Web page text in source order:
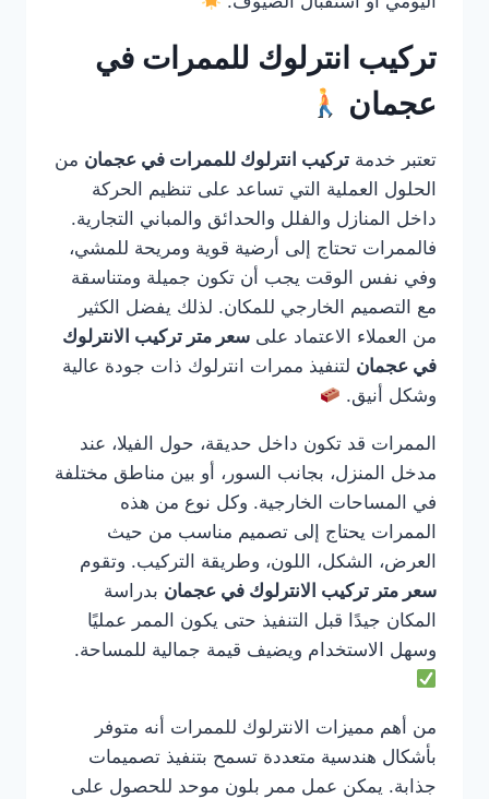
تركيب انترلوك للممرات في
عجمان
تعتبر خدمة تركيب انترلوك للممرات في عجمان من
الحلول العملية التي تساعد على تنظيم الحركة
داخل المنازل والفلل والحدائق والمباني التجارية.
فالممرات تحتاج إلى أرضية قوية ومريحة للمشي،
وفي نفس الوقت يجب أن تكون جميلة ومتناسقة
مع التصميم الخارجي للمكان. لذلك يفضل الكثير
من العملاء الاعتماد على سعر متر تركيب الانترلوك
في عجمان لتنفيذ ممرات انترلوك ذات جودة عالية
وشكل أنيق.
الممرات قد تكون داخل حديقة، حول الفيلا، عند
مدخل المنزل، بجانب السور، أو بين مناطق مختلفة
في المساحات الخارجية. وكل نوع من هذه
الممرات يحتاج إلى تصميم مناسب من حيث
العرض، الشكل، اللون، وطريقة التركيب. وتقوم
سعر متر تركيب الانترلوك في عجمان بدراسة
المكان جيدًا قبل التنفيذ حتى يكون الممر عمليًا
وسهل الاستخدام ويضيف قيمة جمالية للمساحة.
من أهم مميزات الانترلوك للممرات أنه متوفر
بأشكال هندسية متعددة تسمح بتنفيذ تصميمات
جذابة. يمكن عمل ممر بلون موحد للحصول على